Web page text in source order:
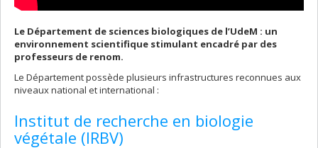
Le Département de sciences biologiques de l’UdeM : un
environnement scientifique stimulant encadré par des
professeurs de renom.
Le Département possède plusieurs infrastructures reconnues aux
niveaux national et international :
Institut de recherche en biologie
végétale (IRBV)